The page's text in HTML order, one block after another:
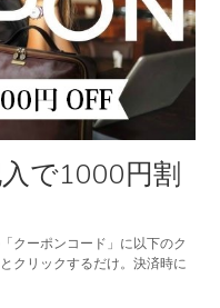
で1000円割
クーポンコード」に以下のク
クリックするだけ。決済時に